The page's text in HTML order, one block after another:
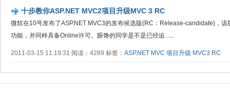
十步教你ASP.NET MVC2项目升级MVC 3 RC
微软在10号发布了ASP.NET MVC3的发布候选版(RC：Release-candidate)，
功能，并同样具备Online许可。眼馋的同学是不是已经迫......
2011-03-15 11:19:31 阅读：4289 标签： ASP.NET MVC 项目升级 MVC3 RC